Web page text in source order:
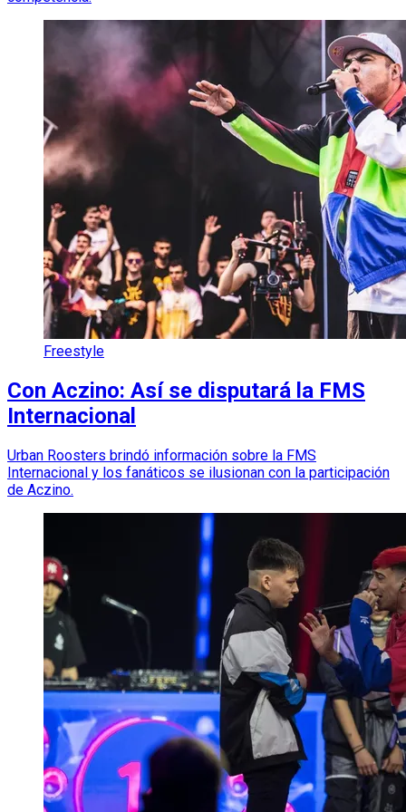
Freestyle
Con Aczino: Así se disputará la FMS
Internacional
Urban Roosters brindó información sobre la FMS
Internacional y los fanáticos se ilusionan con la participación
de Aczino.